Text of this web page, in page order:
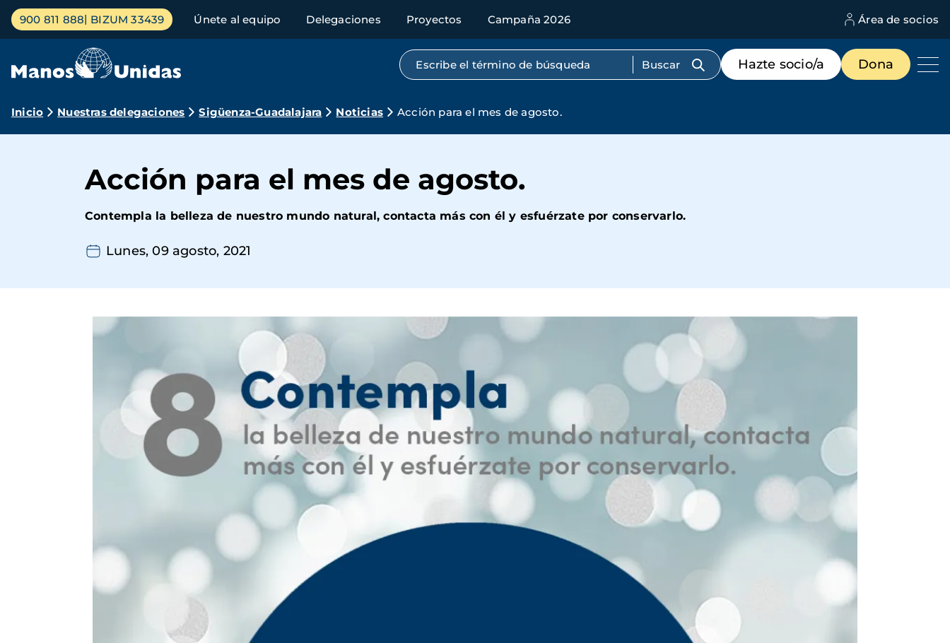
Pasar
contenido
Menú
principal
900 811 888 BIZUM 33439 Únete al equipo Delegaciones Proyectos Campaña 2026 Área de socios
Búsqueda por texto completo
Menú
de
destacados
Hazte socio/a Dona
Ruta
navegación
Inicio Nuestras delegaciones Sigüenza-Guadalajara Noticias Acción para el mes de agosto.
Acción para el mes de agosto.
Contempla la belleza de nuestro mundo natural, contacta más con él y esfuérzate por conservarlo.
Lunes, 09 agosto, 2021